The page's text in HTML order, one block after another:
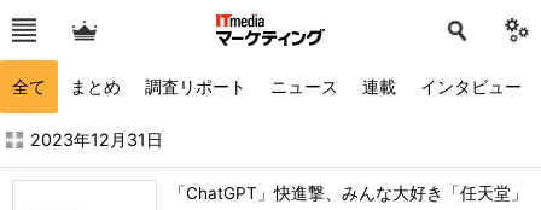
全て まとめ 調査リポート ニュース 連載 インタビュー
2023年12月の記事一覧 - ITmedia マーケティング
2023年12月31日
「ChatGPT」快進撃、みんな大好き「任天堂」